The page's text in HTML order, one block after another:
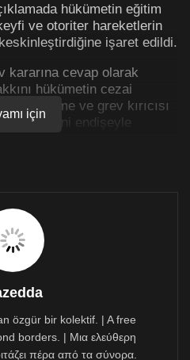
hükümetin eğitim
ve otoriter hareketlerin
işaret edildi.
kararına cevap olarak
hükümetin cezai
getirme ve grev kırıcısı
endişeyle
duyurdu.
için
özgür bir kolektif. | A free
borders. | Μια ελεύθερη
πέρα από τα σύνορα.